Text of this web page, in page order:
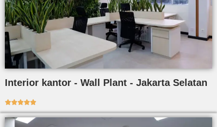
Interior kantor - Wall Plant - Jakarta Selatan
